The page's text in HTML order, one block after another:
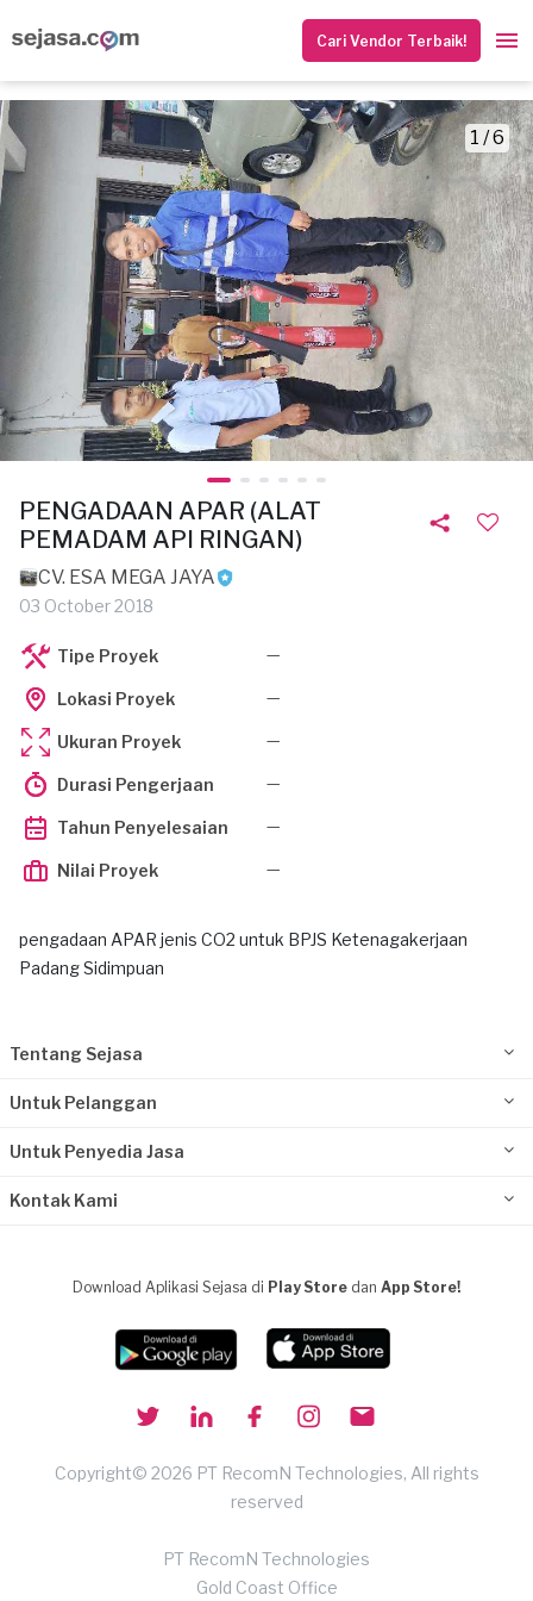
Cari Vendor Terbaik!
1 / 6
PENGADAAN APAR (ALAT
PEMADAM API RINGAN)
CV. ESA MEGA JAYA
03 October 2018
Tipe Proyek —
Lokasi Proyek —
Ukuran Proyek —
Durasi Pengerjaan —
Tahun Penyelesaian —
Nilai Proyek —
pengadaan APAR jenis CO2 untuk BPJS Ketenagakerjaan
Padang Sidimpuan
Tentang Sejasa
Untuk Pelanggan
Untuk Penyedia Jasa
Kontak Kami
Download Aplikasi Sejasa di Play Store dan App Store!
Copyright© 2026 PT RecomN Technologies, All rights
reserved
PT RecomN Technologies
Gold Coast Office